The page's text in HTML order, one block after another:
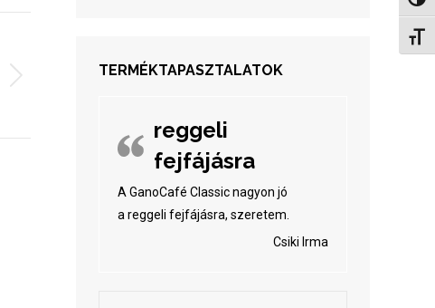
TERMÉKTAPASZTALATOK
reggeli
fejfájásra
A GanoCafé Classic nagyon jó
a reggeli fejfájásra, szeretem.
Csiki Irma